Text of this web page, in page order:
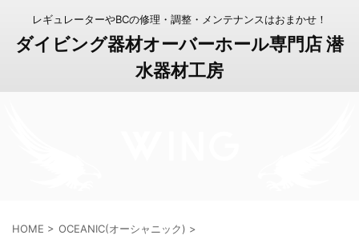
レギュレーターやBCの修理・調整・メンテナンスはおまかせ！
ダイビング器材オーバーホール専門店 潜
水器材工房
HOME > OCEANIC(オーシャニック) >